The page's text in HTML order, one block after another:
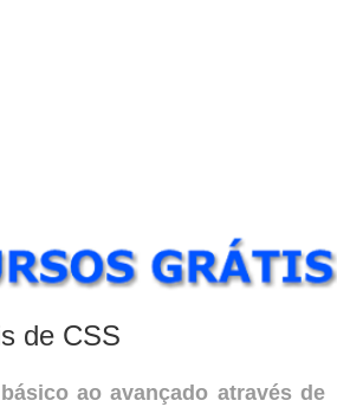
de CSS
ao avançado através de